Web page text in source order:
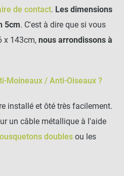
de contact. Les dimensions
5cm. C'est à dire que si vous
x 143cm, nous arrondissons à
Moineaux / Anti-Oiseaux ?
installé et ôté très facilement.
un câble métallique à l'aide
doubles ou les